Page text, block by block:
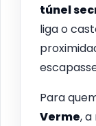
túnel
liga o
Para
Verme,